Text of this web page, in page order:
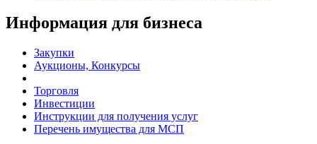
Информация для бизнеса
Закупки
Аукционы, Конкурсы
Торговля
Инвестиции
Инструкции для получения услуг
Перечень имущества для МСП